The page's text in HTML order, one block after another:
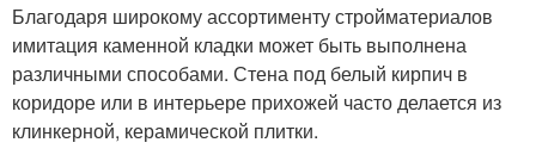
Благодаря широкому ассортименту стройматериалов
имитация каменной кладки может быть выполнена
различными способами. Стена под белый кирпич в
коридоре или в интерьере прихожей часто делается из
клинкерной, керамической плитки.